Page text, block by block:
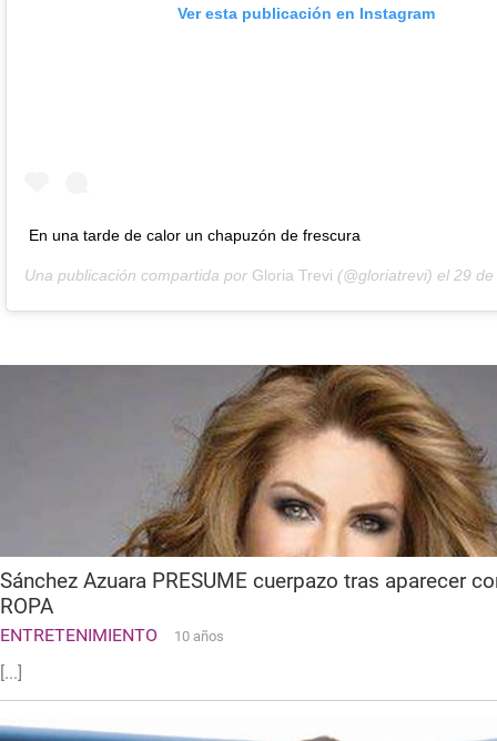
Ver esta publicación en Instagram
En una tarde de calor un chapuzón de frescura
Una publicación compartida por Gloria Trevi (@gloriatrevi) el 29 de May
Sánchez Azuara PRESUME cuerpazo tras aparecer
ROPA
ENTRETENIMIENTO 10 años
[...]